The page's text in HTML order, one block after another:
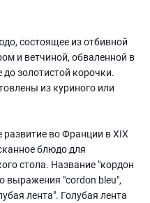
состоящее из отбивной
и ветчиной, обваленной в
золотистой корочки.
из куриного или
во Франции в XIX
блюдо для
стола. Название "кордон
выражения "cordon bleu",
лента". Голубая лента